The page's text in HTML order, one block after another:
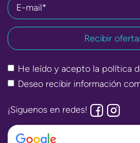
E-mail*
He leído y acepto la política
Deseo recibir información
¡Siguenos en redes!